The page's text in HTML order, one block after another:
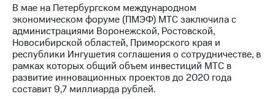
В мае на Петербургском международном
экономическом форуме (ПМЭФ) МТС заключила с
администрациями Воронежской, Ростовской,
Новосибирской областей, Приморского края и
республики Ингушетия соглашения о сотрудничестве, в
рамках которых общий объем инвестиций МТС в
развитие инновационных проектов до 2020 года
составит 9,7 миллиарда рублей.